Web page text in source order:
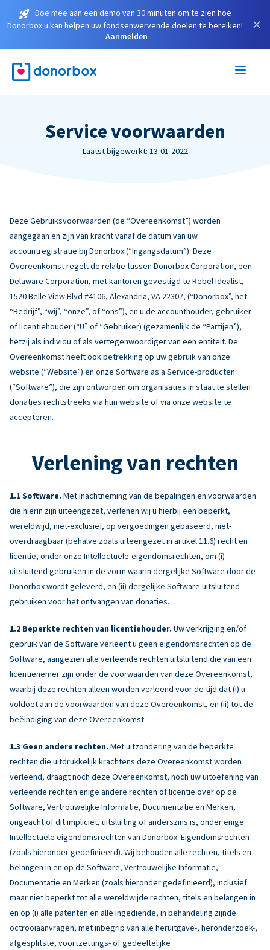
Doe mee aan een demo van 30 minuten om te zien hoe
Donorbox u kan helpen uw fondsenwervende doelen te bereiken!
Aanmelden
×
Service voorwaarden
Laatst bijgewerkt: 13-01-2022
Deze Gebruiksvoorwaarden (de “Overeenkomst”) worden
aangegaan en zijn van kracht vanaf de datum van uw
accountregistratie bij Donorbox (“Ingangsdatum”). Deze
Overeenkomst regelt de relatie tussen Donorbox Corporation, een
Delaware Corporation, met kantoren gevestigd te Rebel Idealist,
1520 Belle View Blvd #4106, Alexandria, VA 22307, (“Donorbox”, het
“Bedrijf”, “wij”, “onze”, of “ons”), en u de accounthouder, gebruiker
of licentiehouder (“U” of “Gebruiker) (gezamenlijk de “Partijen”),
hetzij als individu of als vertegenwoordiger van een entiteit. De
Overeenkomst heeft ook betrekking op uw gebruik van onze
website (“Website”) en onze Software as a Service-producten
(“Software”), die zijn ontworpen om organisaties in staat te stellen
donaties rechtstreeks via hun website of via onze website te
accepteren.
Verlening van rechten
Software. Met inachtneming van de bepalingen en voorwaarden
die hierin zijn uiteengezet, verlenen wij u hierbij een beperkt,
wereldwijd, niet-exclusief, op vergoedingen gebaseerd, niet-
overdraagbaar (behalve zoals uiteengezet in artikel 11.6) recht en
licentie, onder onze Intellectuele-eigendomsrechten, om (i)
uitsluitend gebruiken in de vorm waarin dergelijke Software door de
Donorbox wordt geleverd, en (ii) dergelijke Software uitsluitend
gebruiken voor het ontvangen van donaties.
Beperkte rechten van licentiehouder. Uw verkrijging en/of
gebruik van de Software verleent u geen eigendomsrechten op de
Software, aangezien alle verleende rechten uitsluitend die van een
licentienemer zijn onder de voorwaarden van deze Overeenkomst,
waarbij deze rechten alleen worden verleend voor de tijd dat (i) u
voldoet aan de voorwaarden van deze Overeenkomst, en (ii) tot de
beëindiging van deze Overeenkomst.
Geen andere rechten. Met uitzondering van de beperkte
rechten die uitdrukkelijk krachtens deze Overeenkomst worden
verleend, draagt noch deze Overeenkomst, noch uw uitoefening van
verleende rechten enige andere rechten of licentie over op de
Software, Vertrouwelijke Informatie, Documentatie en Merken,
ongeacht of dit impliciet, uitsluiting of anderszins is, onder enige
Intellectuele eigendomsrechten van Donorbox. Eigendomsrechten
(zoals hieronder gedefinieerd). Wij behouden alle rechten, titels en
belangen in en op de Software, Vertrouwelijke Informatie,
Documentatie en Merken (zoals hieronder gedefinieerd), inclusief
maar niet beperkt tot alle wereldwijde rechten, titels en belangen in
en op (i) alle patenten en alle ingediende, in behandeling zijnde
octrooiaanvragen, met inbegrip van alle heruitgave-, heronderzoek-,
afgesplitste, voortzettings- of gedeeltelijke